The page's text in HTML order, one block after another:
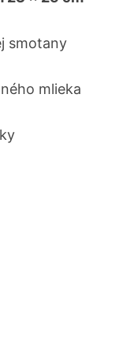
smotany
mlieka